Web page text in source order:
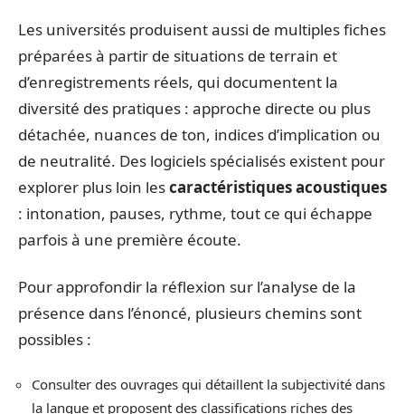
Les universités produisent aussi de multiples fiches
préparées à partir de situations de terrain et
d’enregistrements réels, qui documentent la
diversité des pratiques : approche directe ou plus
détachée, nuances de ton, indices d’implication ou
de neutralité. Des logiciels spécialisés existent pour
explorer plus loin lescaractéristiques acoustiques
: intonation, pauses, rythme, tout ce qui échappe
parfois à une première écoute.
Pour approfondir la réflexion sur l’analyse de la
présence dans l’énoncé, plusieurs chemins sont
possibles :
Consulter des ouvrages qui détaillent la subjectivité dans
la langue et proposent des classifications riches des